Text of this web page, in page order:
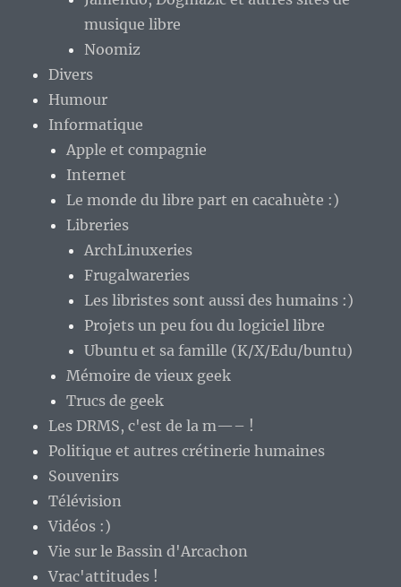
musique libre
Noomiz
Divers
Humour
Informatique
Apple et compagnie
Internet
Le monde du libre part en cacahuète :)
Libreries
ArchLinuxeries
Frugalwareries
Les libristes sont aussi des humains :)
Projets un peu fou du logiciel libre
Ubuntu et sa famille (K/X/Edu/buntu)
Mémoire de vieux geek
Trucs de geek
Les DRMS, c'est de la m—– !
Politique et autres crétinerie humaines
Souvenirs
Télévision
Vidéos :)
Vie sur le Bassin d'Arcachon
Vrac'attitudes !